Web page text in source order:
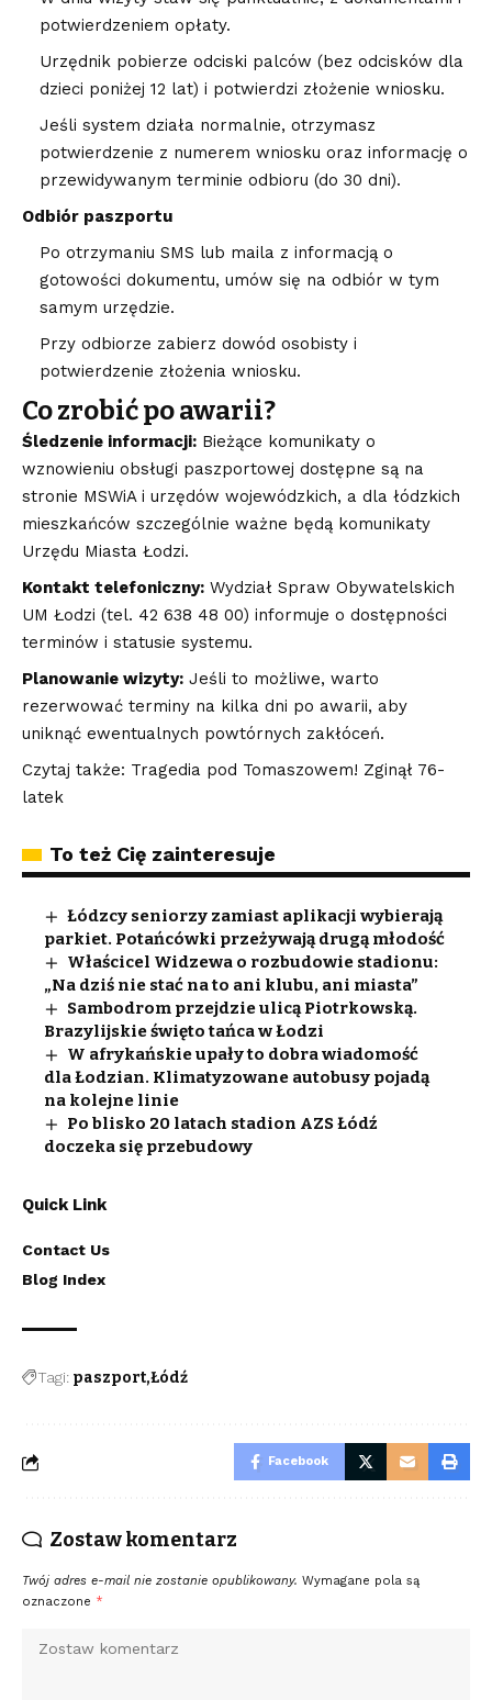
potwierdzeniem opłaty.
Urzędnik pobierze odciski palców (bez odcisków dla
dzieci poniżej 12 lat) i potwierdzi złożenie wniosku.
Jeśli system działa normalnie, otrzymasz
potwierdzenie z numerem wniosku oraz informację o
przewidywanym terminie odbioru (do 30 dni).
Odbiór paszportu
Po otrzymaniu SMS lub maila z informacją o
gotowości dokumentu, umów się na odbiór w tym
samym urzędzie.
Przy odbiorze zabierz dowód osobisty i
potwierdzenie złożenia wniosku.
Co zrobić po awarii?
Śledzenie informacji: Bieżące komunikaty o
wznowieniu obsługi paszportowej dostępne są na
stronie MSWiA i urzędów wojewódzkich, a dla łódzkich
mieszkańców szczególnie ważne będą komunikaty
Urzędu Miasta Łodzi.
Kontakt telefoniczny: Wydział Spraw Obywatelskich
UM Łodzi (tel. 42 638 48 00) informuje o dostępności
terminów i statusie systemu.
Planowanie wizyty: Jeśli to możliwe, warto
rezerwować terminy na kilka dni po awarii, aby
uniknąć ewentualnych powtórnych zakłóceń.
Czytaj także: Tragedia pod Tomaszowem! Zginął 76-
latek
To też Cię zainteresuje
Łódzcy seniorzy zamiast aplikacji wybierają
parkiet. Potańcówki przeżywają drugą młodość
Właścicel Widzewa o rozbudowie stadionu:
„Na dziś nie stać na to ani klubu, ani miasta”
Sambodrom przejdzie ulicą Piotrkowską.
Brazylijskie święto tańca w Łodzi
W afrykańskie upały to dobra wiadomość
dla Łodzian. Klimatyzowane autobusy pojadą
na kolejne linie
Po blisko 20 latach stadion AZS Łódź
doczeka się przebudowy
Quick Link
Contact Us
Blog Index
Tagi: paszport Łódź
Facebook
Zostaw komentarz
Twój adres e-mail nie zostanie opublikowany. Wymagane pola są
oznaczone *